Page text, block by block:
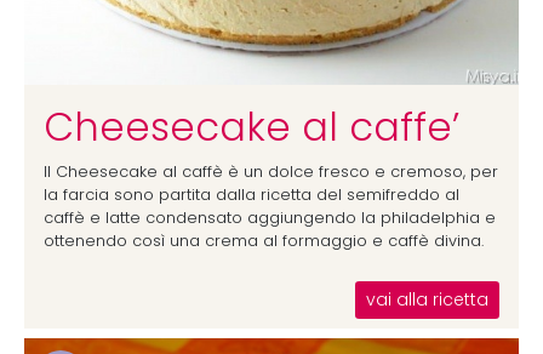
Cheesecake al caffe’
Il Cheesecake al caffè è un dolce fresco e cremoso, per
la farcia sono partita dalla ricetta del semifreddo al
caffè e latte condensato aggiungendo la philadelphia e
ottenendo così una crema al formaggio e caffè divina.
vai alla ricetta